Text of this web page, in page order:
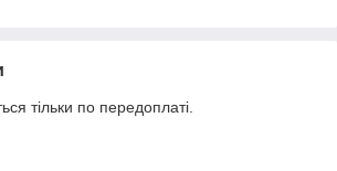
тільки по передоплаті.